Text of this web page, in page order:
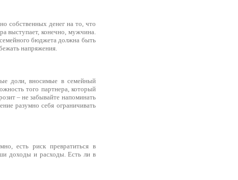
собственных денег на то, что
выступает, конечно, мужчина.
бюджета должна быть
напряжения.
доли, вносимые в семейный
того партнера, который
– не забывайте напоминать
разумно себя ограничивать
есть риск превратиться в
доходы и расходы. Есть ли в